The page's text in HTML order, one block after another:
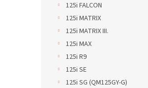
125i FALCON
125i MATRIX
125i MATRIX III.
125i MAX
125i R9
125i SE
125i SG (QM125GY-G)